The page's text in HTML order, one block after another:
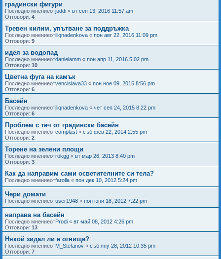
градински фигури
Последно мнениеотjuddi « вт сеп 13, 2016 11:57 am
Отговори: 4
Тревен килим, упътване за поддръжка
Последно мнениеотiliqnadenkova « пон авг 22, 2016 11:09 pm
Отговори: 9
идея за водопад
Последно мнениеотdanielamm « пон апр 11, 2016 5:02 pm
Отговори: 10
Цветна фуга на камък
Последно мнениеотvencislava33 « пон ное 09, 2015 8:56 pm
Отговори: 6
Басейн
Последно мнениеотiliqnadenkova « чет сеп 24, 2015 8:22 pm
Отговори: 6
Проблем с теч от градински басейн
Последно мнениеотcomplast « съб фев 22, 2014 2:55 pm
Отговори: 2
Торене на зелени площи
Последно мнениеотrokgg « вт мар 26, 2013 8:40 pm
Отговори: 3
Как да направим сами осветителните си тела?
Последно мнениеотfarolla « пон дек 10, 2012 5:24 pm
Чери домати
Последно мнениеотuser1948 « пон юни 18, 2012 7:22 pm
направа на басейн
Последно мнениеотProdi « вт май 08, 2012 4:26 pm
Отговори: 13
Някой зидал ли е огнище?
Последно мнениеотM_Stefanov « съб яну 28, 2012 10:35 pm
Отговори: 7